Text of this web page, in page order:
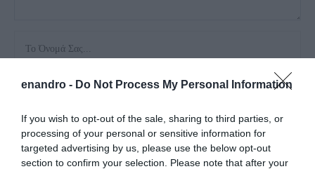
enandro - Do Not Process My Personal Information
If you wish to opt-out of the sale, sharing to third parties, or
processing of your personal or sensitive information for
targeted advertising by us, please use the below opt-out
section to confirm your selection. Please note that after your
Αποθήκευσε το όνομά μου, email, και τον ιστότοπο μου σε
αυτόν τον πλοηγό για την επόμενη φορά που θα σχολιάσω.